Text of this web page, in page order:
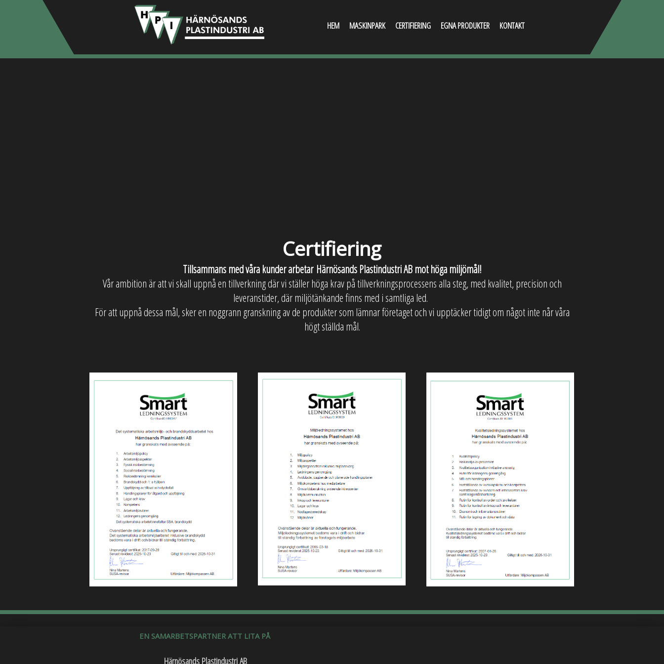
HEM MASKINPARK CERTIFIERING EGNA PRODUKTER KONTAKT
Certifiering
Tillsammans med våra kunder arbetar Härnösands Plastindustri AB mot höga miljömål!
Vår ambition är att vi skall uppnå en tillverkning där vi ställer höga krav på tillverkningsprocessens alla steg, med kvalitet, precision och
leveranstider, där miljötänkande finns med i samtliga led.
För att uppnå dessa mål, sker en noggrann granskning av de produkter som lämnar företaget och vi upptäcker tidigt om något inte når våra
högt ställda mål.
EN SAMARBETSPARTNER ATT LITA PÅ
Härnösands Plastindustri AB